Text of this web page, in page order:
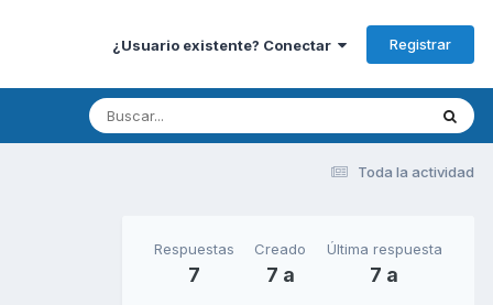
¿Usuario existente? Conectar Registrar
Toda la actividad
Respuestas
7
Creado
7 a
Última respuesta
7 a